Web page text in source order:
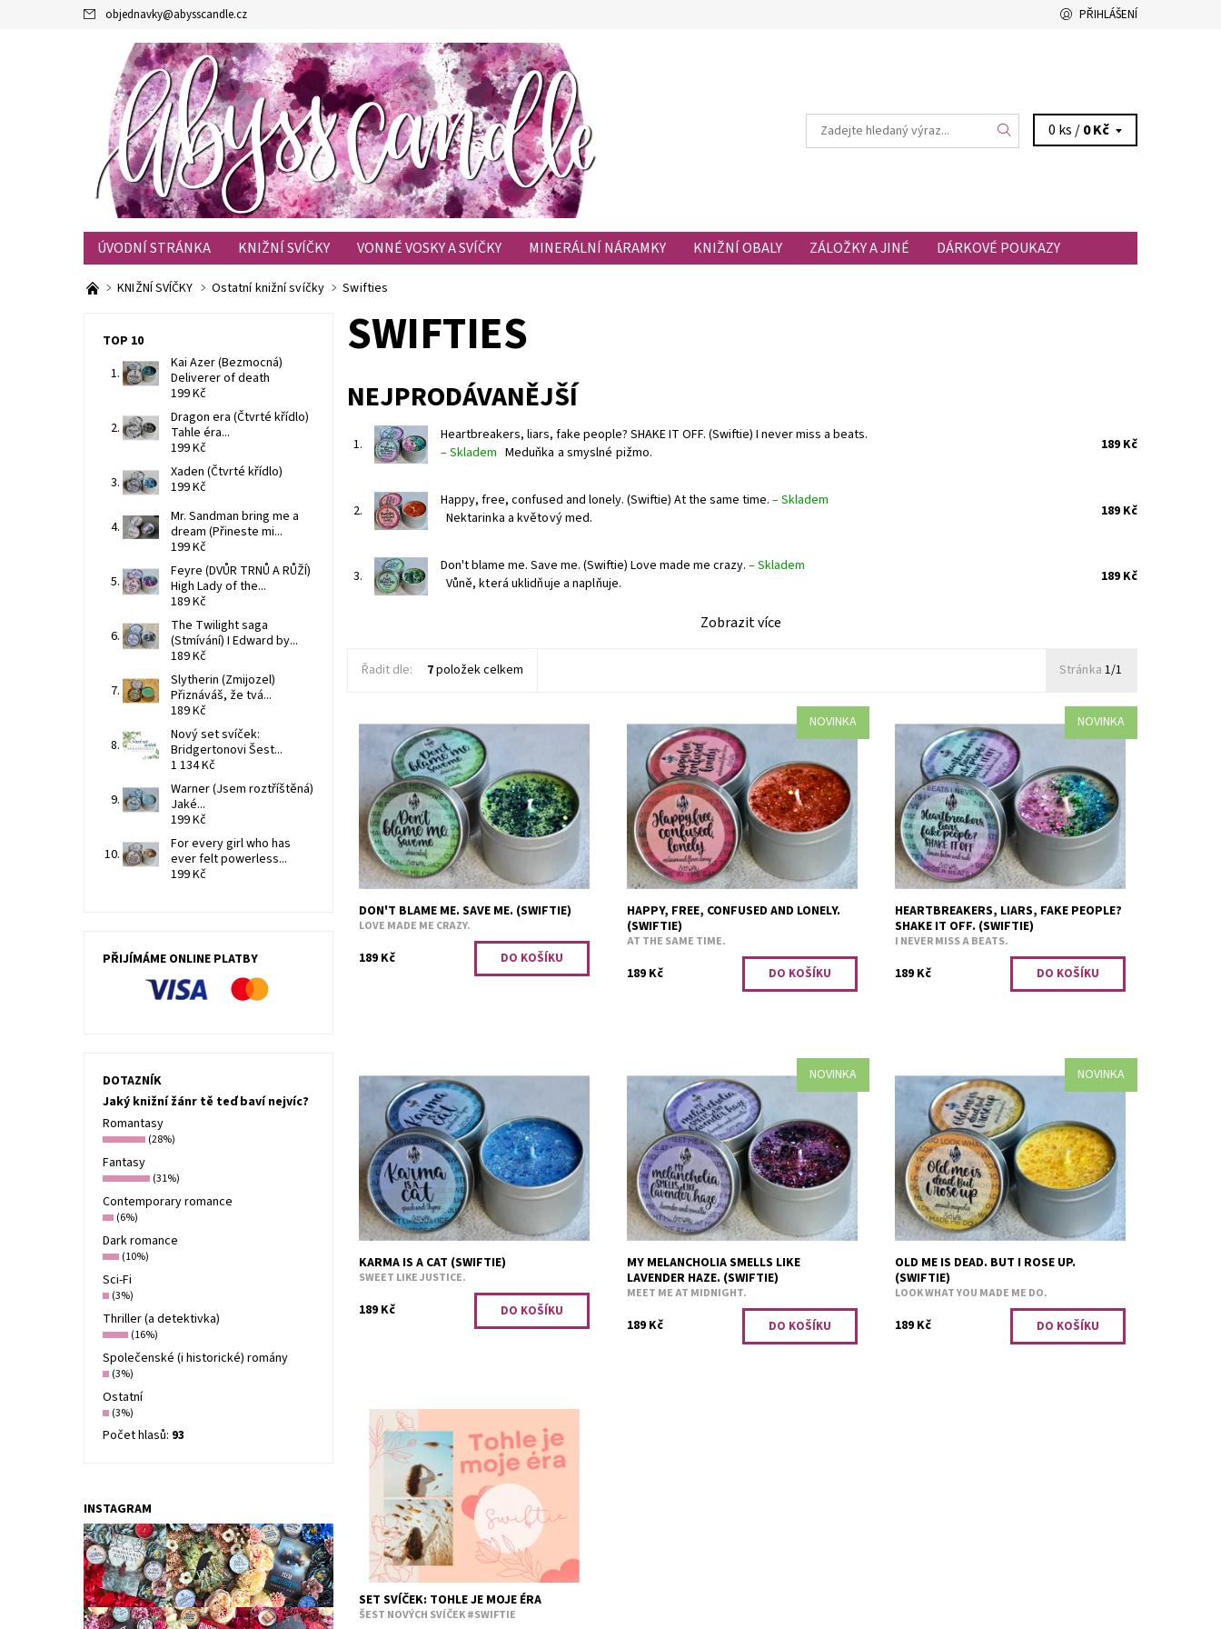
objednavky@abysscandle.cz PŘIHLÁŠENÍ
0 ks /0 Kč
ÚVODNÍ STRÁNKA KNIŽNÍ SVÍČKY VONNÉ VOSKY A SVÍČKY MINERÁLNÍ NÁRAMKY KNIŽNÍ OBALY ZÁLOŽKY A JINÉ
DÁRKOVÉ POUKAZY
KONTAKTY
OBCHODNÍ PODMÍNKY BLOG
KNIŽNÍ SVÍČKY Ostatní knižní svíčky Swifties
SWIFTIES
NEJPRODÁVANĚJŠÍ
1.
Heartbreakers, liars, fake people? SHAKE IT OFF. (Swiftie) I never miss a beats.
–Skladem Meduňka a smyslné pižmo. 189 Kč
2.
Happy, free, confused and lonely. (Swiftie) At the same time. –Skladem
Nektarinka a květový med.
189 Kč
3.
Don't blame me. Save me. (Swiftie) Love made me crazy. –Skladem
Vůně, která uklidňuje a naplňuje.
189 Kč
Zobrazit více
Řadit dle: 7položek celkem Stránka 1/1
Vůně, která uklidňuje a naplňuje.
Dostupnost:
Skladem 3 ks
Kód:
3260
DON'T BLAME ME. SAVE ME. (SWIFTIE)
LOVE MADE ME CRAZY.
189 Kč
NOVINKA
Nektarinka a květový med.
Dostupnost:
Skladem 1 ks
Kód:
3261
HAPPY, FREE, CONFUSED AND LONELY.
(SWIFTIE)
AT THE SAME TIME.
189 Kč
NOVINKA
Meduňka a smyslné pižmo.
Dostupnost:
Skladem 1 ks
Kód:
3262
HEARTBREAKERS, LIARS, FAKE PEOPLE?
SHAKE IT OFF. (SWIFTIE)
I NEVER MISS A BEATS.
189 Kč
Broskev s tymiánem.
Dostupnost:
Skladem 2 ks
Kód:
3257
KARMA IS A CAT (SWIFTIE)
SWEET LIKE JUSTICE.
189 Kč
NOVINKA
Levandule a vanilka.
Dostupnost:
Skladem 2 ks
Kód:
3258
MY MELANCHOLIA SMELLS LIKE
LAVENDER HAZE. (SWIFTIE)
MEET ME AT MIDNIGHT.
189 Kč
NOVINKA
Smyslná magnólie.
Dostupnost:
Skladem 4 ks
Kód:
3259
OLD ME IS DEAD. BUT I ROSE UP.
(SWIFTIE)
LOOK WHAT YOU MADE ME DO.
189 Kč
Voňavá symfonie pro fanoušky hudební
královny. Set obsahuje šest svíček.
Karma is a cat.Sweet like justice. My
melancholia smells...
Dostupnost:
Předobjednávka
Kód:
3219
SET SVÍČEK: TOHLE JE MOJE ÉRA
ŠEST NOVÝCH SVÍČEK #SWIFTIE
TOP 10
Kai Azer (Bezmocná)
Deliverer of death
199 Kč
Dragon era (Čtvrté křídlo)
Tahle éra...
199 Kč
Xaden (Čtvrté křídlo)
199 Kč
Mr. Sandman bring me a
dream (Přineste mi...
199 Kč
Feyre (DVŮR TRNŮ A RŮŽÍ)
High Lady of the...
189 Kč
The Twilight saga
(Stmívání) I Edward by...
189 Kč
Slytherin (Zmijozel)
Přiznáváš, že tvá...
189 Kč
Nový set svíček:
Bridgertonovi Šest...
1 134 Kč
Warner (Jsem roztříštěná)
Jaké...
199 Kč
For every girl who has
ever felt powerless...
199 Kč
PŘIJÍMÁME ONLINE PLATBY
DOTAZNÍK
Jaký knižní žánr tě teď baví nejvíc?
Romantasy
(28%)
Fantasy
(31%)
Contemporary romance
(6%)
Dark romance
(10%)
Sci-Fi
(3%)
Thriller (a detektivka)
(16%)
Společenské (i historické) romány
(3%)
Ostatní
(3%)
Počet hlasů: 93
INSTAGRAM